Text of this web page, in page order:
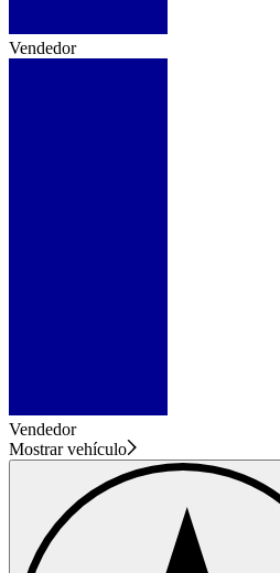
Vendedor
Vendedor
Mostrar vehículo